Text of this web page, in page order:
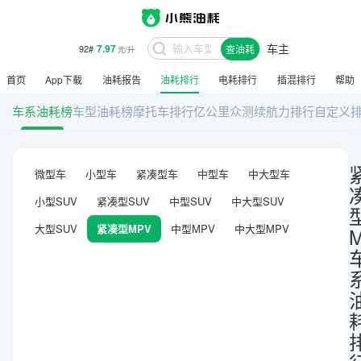
95# 8.48元/升 查油耗 车主
首页 App下载 油耗报告 油耗排行 电耗排行 插混排行 帮助
车系油耗榜车型油耗榜摩托车排行亿公里众测续航力排行自定义
微型车 小型车 紧凑型车 中型车
中大型车
小型SUV
紧凑型SUV 中型SUV
中大型SUV
大型SUV
紧凑型MPV 中型MPV 中大型MPV